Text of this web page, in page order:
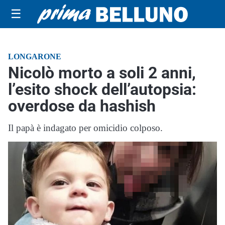
☰
LONGARONE
Nicolò morto a soli 2 anni,
l’esito shock dell’autopsia:
overdose da hashish
Il papà è indagato per omicidio colposo.